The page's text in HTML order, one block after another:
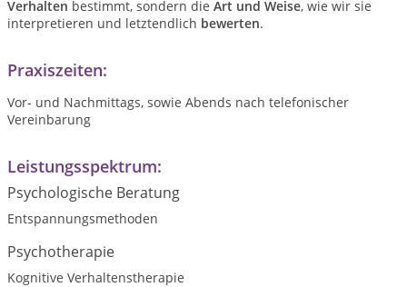
Verhalten bestimmt, sondern die Art und Weise, wie wir sie
interpretieren und letztendlich bewerten.
Praxiszeiten:
Vor- und Nachmittags, sowie Abends nach telefonischer
Vereinbarung
Leistungsspektrum:
Psychologische Beratung
Entspannungsmethoden
Psychotherapie
Kognitive Verhaltenstherapie